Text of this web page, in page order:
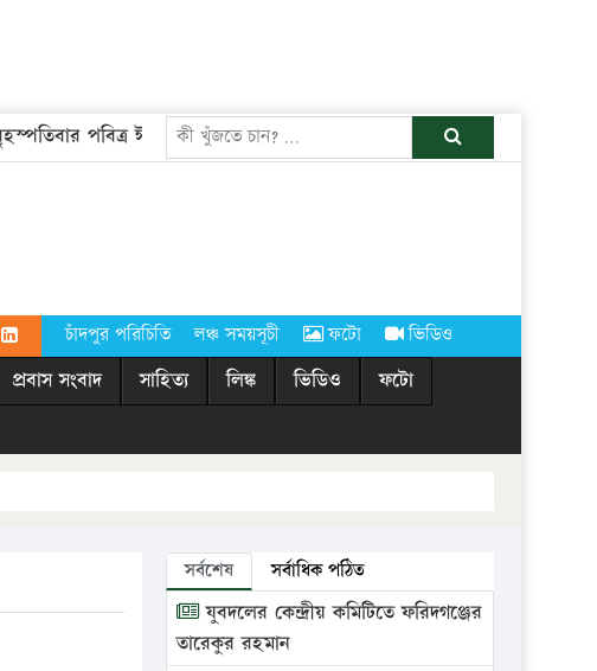
পবিত্র ঈদুল আজহা দোকানপাট ও শপিংমল খোলা রাখা নিয়ে বিদ্যুৎ
চাঁদপুর পরিচিতি লঞ্চ সময়সূচী ফটো ভিডিও
প্রবাস সংবাদ সাহিত্য লিঙ্ক ভিডিও
ফটো
সর্বশেষ সর্বাধিক পঠিত
যুবদলের কেন্দ্রীয় কমিটিতে ফরিদগঞ্জের
তারেকুর রহমান